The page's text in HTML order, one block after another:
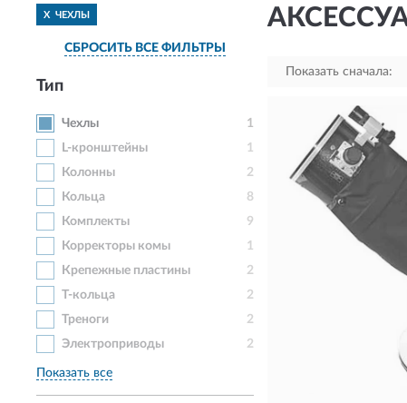
X ЧЕХЛЫ
СБРОСИТЬ ВСЕ ФИЛЬТРЫ
Тип
Чехлы
1
L-кронштейны
1
Колонны
2
Кольца
8
Комплекты
9
Корректоры комы
1
Крепежные пластины
2
Т-кольца
2
Треноги
2
Электроприводы
2
Показать все
Показать сначала: